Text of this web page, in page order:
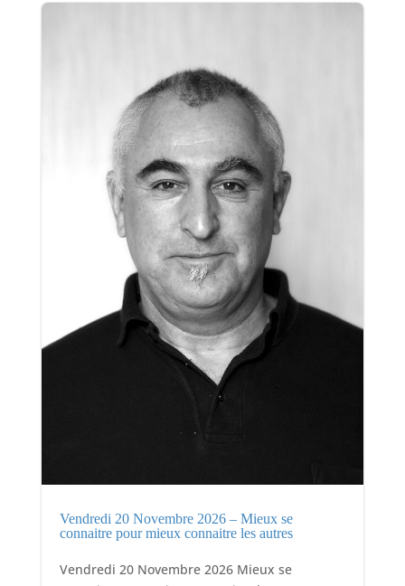
Vendredi 20 Novembre 2026 – Mieux se
connaitre pour mieux connaitre les autres
Vendredi 20 Novembre 2026 Mieux se